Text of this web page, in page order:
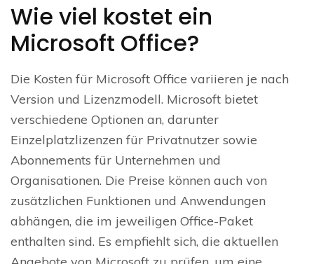
Wie viel kostet ein
Microsoft Office?
Die Kosten für Microsoft Office variieren je nach
Version und Lizenzmodell. Microsoft bietet
verschiedene Optionen an, darunter
Einzelplatzlizenzen für Privatnutzer sowie
Abonnements für Unternehmen und
Organisationen. Die Preise können auch von
zusätzlichen Funktionen und Anwendungen
abhängen, die im jeweiligen Office-Paket
enthalten sind. Es empfiehlt sich, die aktuellen